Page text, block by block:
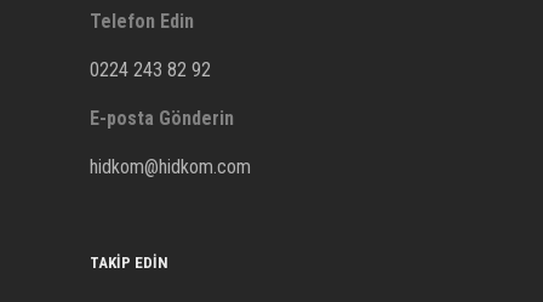
Telefon Edin
0224 243 82 92
E-posta Gönderin
hidkom@hidkom.com
TAKIP EDIN